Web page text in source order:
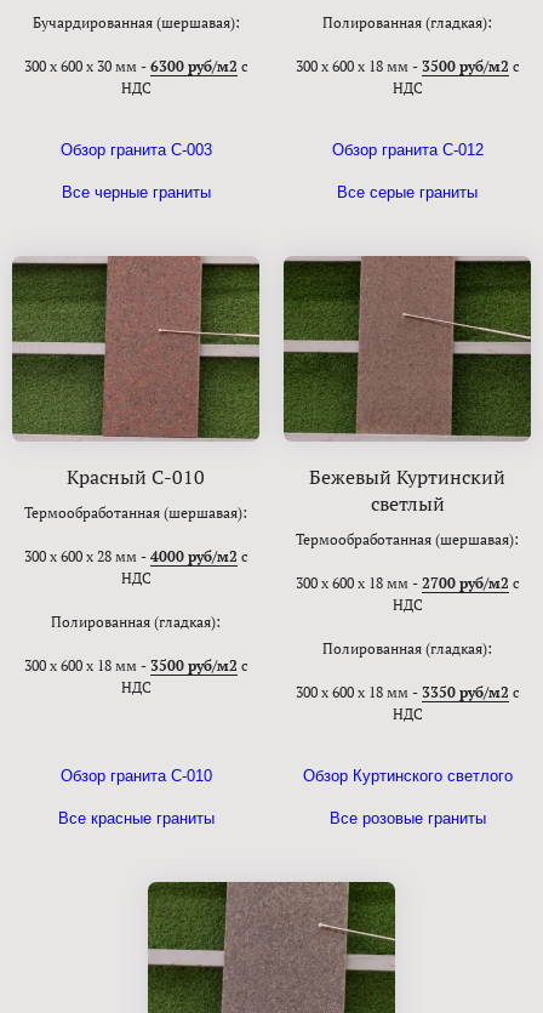
Бучардированная (шершавая):
300 х 600 х 30 мм - 6300 руб/м2 с
НДС
Обзор гранита С-003
Все черные граниты
Полированная (гладкая):
300 х 600 х 18 мм - 3500 руб/м2 с
НДС
Обзор гранита С-012
Все серые граниты
Красный С-010
Термообработанная (шершавая):
300 х 600 х 28 мм - 4000 руб/м2 с
НДС
Полированная (гладкая):
300 х 600 х 18 мм - 3500 руб/м2 с
НДС
Обзор гранита С-010
Все красные граниты
Бежевый Куртинский
светлый
Термообработанная (шершавая):
300 х 600 х 18 мм - 2700 руб/м2 с
НДС
Полированная (гладкая):
300 х 600 х 18 мм - 3350 руб/м2 с
НДС
Обзор Куртинского светлого
Все розовые граниты